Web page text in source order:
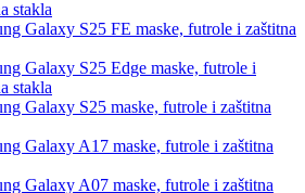
stakla
Galaxy S25 FE maske, futrole i zaštitna
Galaxy S25 Edge maske, futrole i
stakla
Galaxy S25 maske, futrole i zaštitna
Galaxy A17 maske, futrole i zaštitna
Galaxy A07 maske, futrole i zaštitna